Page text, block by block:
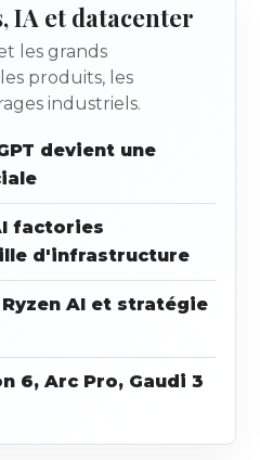
IA et datacenter
les grands
produits, les
industriels.
devient une
factories
d'infrastructure
Ryzen AI et stratégie
6, Arc Pro, Gaudi 3